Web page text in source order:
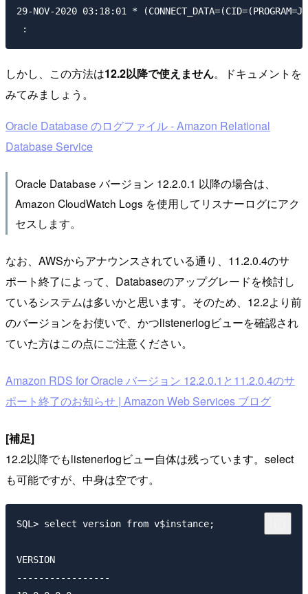
29-NOV-2020 03:18:01 *
:
しかし、この方法は12.2以降で使えません。ドキュメントを
みてみましょう。
Oracle Database のログファイル - Amazon Relational
Database Service
Oracle Database バージョン 12.2.0.1 以降の場合は、
Amazon CloudWatch Logs を使用してリスナーログにアク
セスします。
なお、AWSからアナウンスされている通り、11.2.0.4のサ
ポート終了によって、Databaseのアップグレードを検討し
ているシステムは多いかと思います。そのため、12.2より前
のバージョンをお使いで、かつlistenerlogビューを確認され
ていた方はこの点にご注意ください。
Amazon RDS for Oracle バージョン 12.2.0.1と11.2.0.4のサ
ポート終了のお知らせ | Amazon Web Services ブログ
[補足]
12.2以降でもlistenerlogビュー自体は残っています。select
も可能ですが、中身は空です。
SQL> select version from v$instance;
VERSION
-----------------